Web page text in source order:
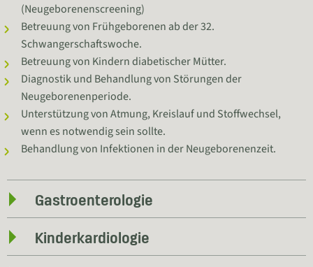
(Neugeborenenscreening)
Betreuung von Frühgeborenen ab der 32.
Schwangerschaftswoche.
Betreuung von Kindern diabetischer Mütter.
Diagnostik und Behandlung von Störungen der
Neugeborenenperiode.
Unterstützung von Atmung, Kreislauf und Stoffwechsel,
wenn es notwendig sein sollte.
Behandlung von Infektionen in der Neugeborenenzeit.
Gastroenterologie
Kinderkardiologie